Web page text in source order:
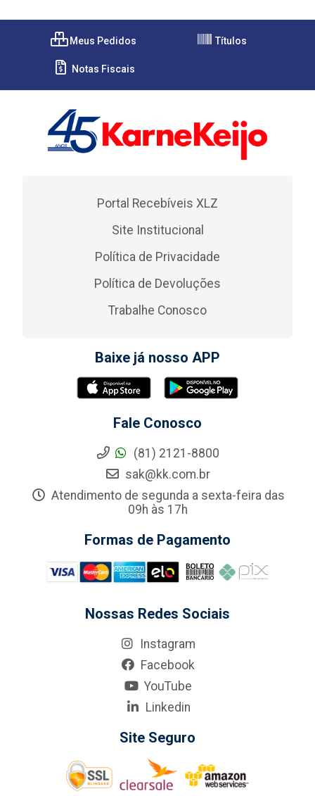
Meus Pedidos Títulos
Notas Fiscais
Portal Recebíveis XLZ
Site Institucional
Política de Privacidade
Política de Devoluções
Trabalhe Conosco
Baixe já nosso APP
Fale Conosco
(81) 2121-8800
sak@kk.com.br
Atendimento de segunda a sexta-feira das
09h às 17h
Formas de Pagamento
Nossas Redes Sociais
Instagram
Facebook
YouTube
Linkedin
Site Seguro